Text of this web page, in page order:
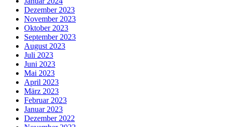
Dezember 2023
November 2023
Oktober 2023
September 2023
August 2023
Juli 2023
Juni 2023
Mai 2023
April 2023
März 2023
Februar 2023
Januar 2023
Dezember 2022